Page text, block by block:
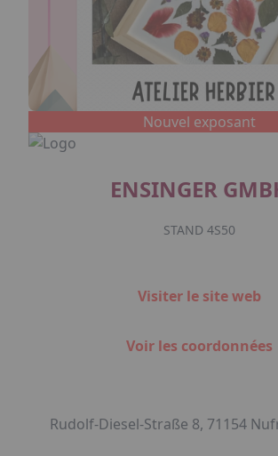
Nouvel exposant
ENSINGER
STAND 4S50
Visiter le site web
Voir les coordonnées
Rudolf-Diesel-Straße 8, 71154